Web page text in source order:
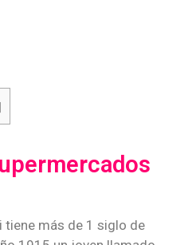
tiene más de 1 siglo de